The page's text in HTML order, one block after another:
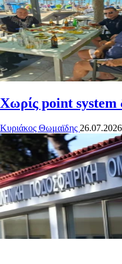
Χωρίς point system
Κυριάκος Θωμαϊδης 26.07.2026